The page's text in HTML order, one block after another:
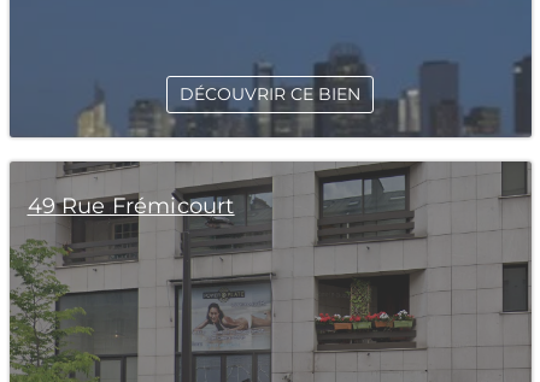
DÉCOUVRIR CE BIEN
49 Rue Frémicourt